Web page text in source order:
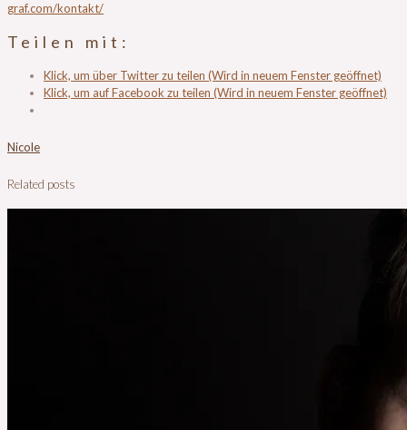
graf.com/kontakt/
Teilen mit:
Klick, um über Twitter zu teilen (Wird in neuem Fenster geöffnet)
Klick, um auf Facebook zu teilen (Wird in neuem Fenster geöffnet)
Nicole
Related posts